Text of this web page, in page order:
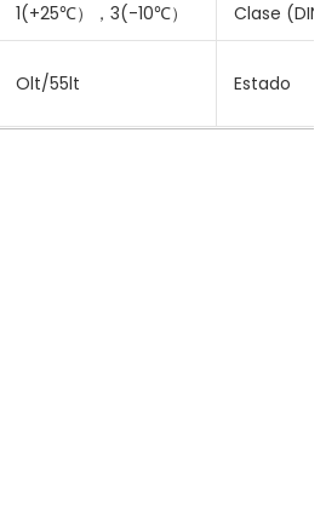
1(+25℃），3(-10℃） Clase
Olt/55lt Estado